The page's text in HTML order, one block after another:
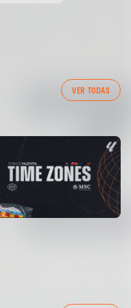
VER TODAS
CF 04/03/26